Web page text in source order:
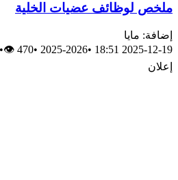
ملخص لوظائف عضيات الخلية
إضافة: مايا
2025-12-19 18:51
•
2025-2026
•
•👁 470
إعلان